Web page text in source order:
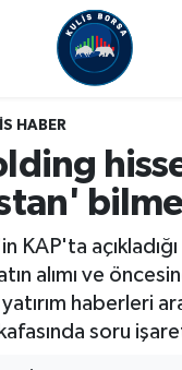
HABER
KAP'ta
alımı ve
haberleri
kafasında soru
Puan Durumu ve
Haberleri